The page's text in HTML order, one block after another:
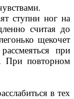
ступни ног на
считая до
щекочет
при
При повторном
в тех